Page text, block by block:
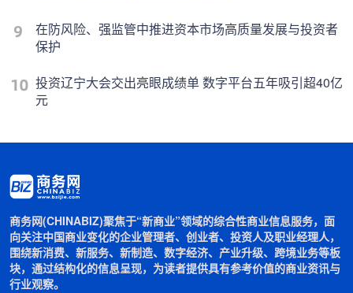
在防风险、强监管中推进资本市场高质量发展与投资者
保护
投资辽宁大会交出亮眼成绩单 数字平台五年吸引超40亿
元
商务网(CHINABIZ)聚焦于“新商业”领域的综合性商业信息服务，面
向关注中国商业变化的企业管理者、创业者、投资人及职业经理人，
围绕新消费、新服务、新制造、数字经济、产业升级、跨境业务等板
块，通过结构化的信息呈现，为读者提供具有参考价值的商业资讯与
行业观察。